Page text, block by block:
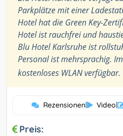
Parkplätze mit einer
Hotel hat die Green Key-
Hotel ist rauchfrei und
Blu Hotel Karlsruhe ist
Personal ist mehrsprachig.
kostenloses WLAN verfügbar.
Rezensionen| Video|
Preis: